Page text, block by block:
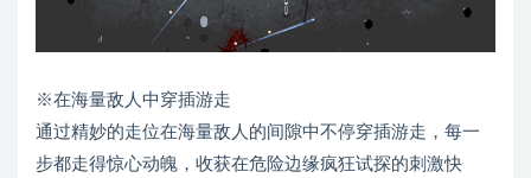
※在海量敌人中穿插游走
通过精妙的走位在海量敌人的间隙中不停穿插游走，每一
步都走得惊心动魄，收获在危险边缘疯狂试探的刺激快